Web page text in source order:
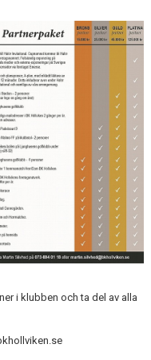
i klubben och ta del av alla